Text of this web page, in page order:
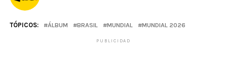
TÓPICOS: ÁLBUM BRASIL MUNDIAL MUNDIAL 2026
PUBLICIDAD